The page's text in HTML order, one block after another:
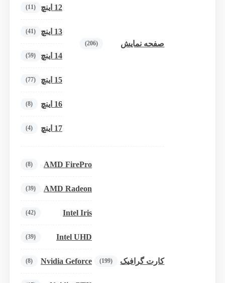
صفحه نمایش (206)
12 اینچ (11)
13 اینچ (41)
14 اینچ (59)
15 اینچ (77)
16 اینچ (8)
17 اینچ (4)
کارت گرافیک (199)
AMD FirePro
(8)
AMD Radeon
(39)
Intel Iris
(42)
Intel UHD
(39)
Nvidia Geforce
(8)